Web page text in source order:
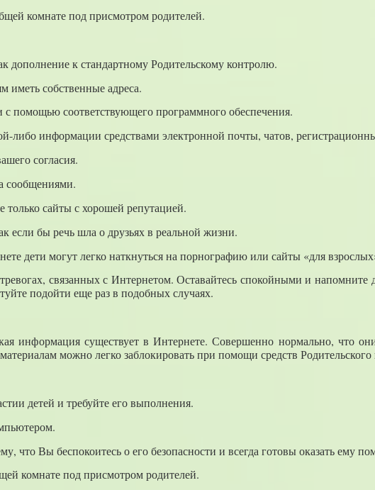
комнате под присмотром родителей.
дополнение к стандартному Родительскому контролю.
иметь собственные адреса.
помощью соответствующего программного обеспечения.
либо информации средствами электронной почты, чатов,
согласия.
сообщениями.
сайты с хорошей репутацией.
если бы речь шла о друзьях в реальной жизни.
дети могут легко наткнуться на порнографию или сайты «для
связанных с Интернетом. Оставайтесь спокойными и напомните
подойти еще раз в подобных случаях.
информация существует в Интернете. Совершенно нормально, что они
можно легко заблокировать при помощи средств Родительского
детей и требуйте его выполнения.
что Вы беспокоитесь о его безопасности и всегда готовы оказать ему
комнате под присмотром родителей.